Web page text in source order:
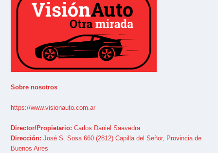
Sobre nosotros
https://www.visionauto.com.ar
Director/Propietario: Carlos Daniel Saavedra
Dirección: José S. Sosa 660 (2812) Capilla del Señor, Provincia de
Buenos Aires